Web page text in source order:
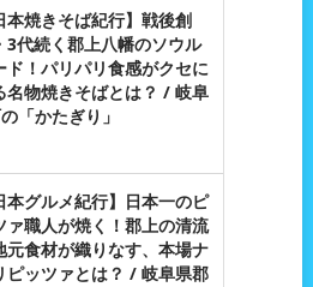
本焼きそば紀行】戦後創
3代続く郡上八幡のソウル
ド！パリパリ食感がクセに
名物焼きそばとは？ / 岐阜
「かたぎり」
本グルメ紀行】日本一のピ
ァ職人が焼く！郡上の清流
元食材が織りなす、本場ナ
ピッツァとは？ / 岐阜県郡